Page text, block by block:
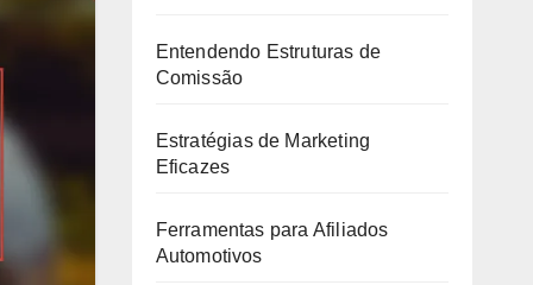
Entendendo Estruturas de
Comissão
Estratégias de Marketing
Eficazes
Ferramentas para Afiliados
Automotivos